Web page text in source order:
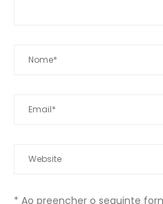
* Ao preencher o seguinte